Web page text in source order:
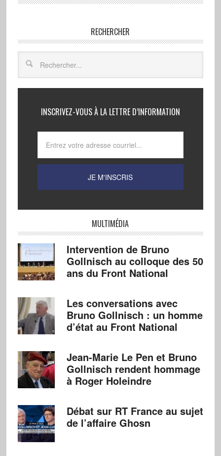
RECHERCHER
INSCRIVEZ-VOUS À LA LETTRE D’INFORMATION
MULTIMÉDIA
Intervention de Bruno
Gollnisch au colloque des 50
ans du Front National
Les conversations avec
Bruno Gollnisch : un homme
d’état au Front National
Jean-Marie Le Pen et Bruno
Gollnisch rendent hommage
à Roger Holeindre
Débat sur RT France au sujet
de l’affaire Ghosn